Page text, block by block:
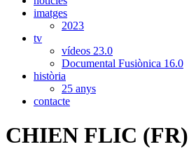
imatges
2023
tv
vídeos 23.0
Documental Fusiònica 16.0
història
25 anys
contacte
CHIEN FLIC (FR)